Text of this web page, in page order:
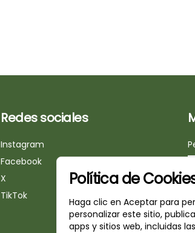
Redes sociales
Instagram
Facebook
X
TikTok
Política de
Haga clic en Aceptar para
personalizar este sitio,
apps y sitios web, incluidas